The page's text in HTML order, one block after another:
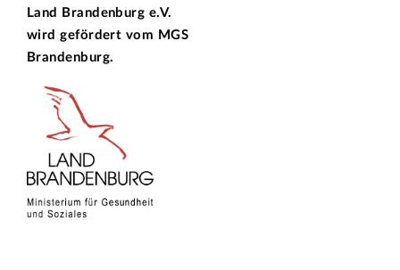
Land Brandenburg e.V.
wird gefördert vom MGS
Brandenburg.